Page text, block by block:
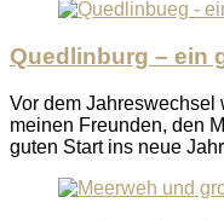
Quedlinburg – ein
Vor dem Jahreswechsel
meinen Freunden, den
guten Start ins neue